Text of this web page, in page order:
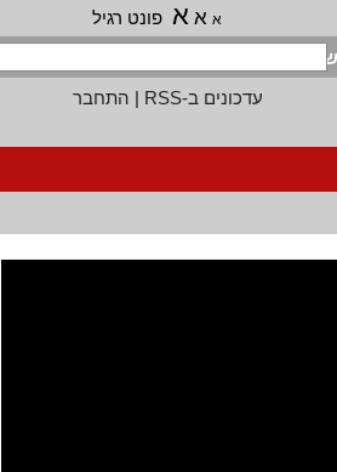
א א פונט רגיל
עדכונים ב-RSS
|התחבר